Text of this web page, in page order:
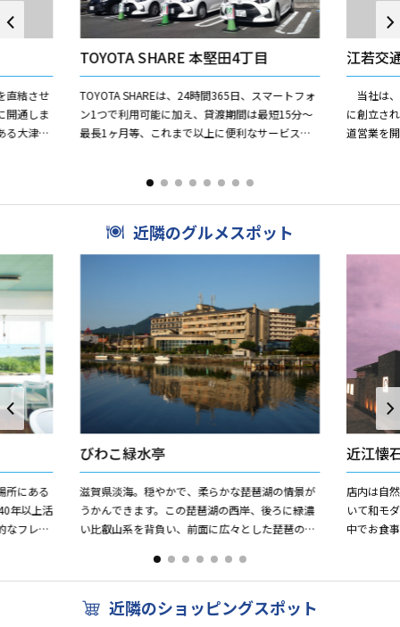
直結させ
開通しま
る大津市
TOYOTA SHARE 本堅田4丁目
TOYOTA SHAREは、24時間365日、スマートフォ
ン1つで利用可能に加え、貸渡期間は最短15分～
最長1ヶ月等、これまで以上に便利なサービスを
江若交
当社は
に創立さ
道営業を
近隣のグルメスポット
所にある
年以上活
なフレン
びわこ緑水亭
滋賀県淡海。穏やかで、柔らかな琵琶湖の情景が
うかんできます。この琵琶湖の西岸、後ろに緑濃
い比叡山系を背負い、前面に広々とした琵琶の湖
た設計コンセプト、寛ぎの...
近江懐
店内は自
いて和モ
中でお食
近隣のショッピングスポット